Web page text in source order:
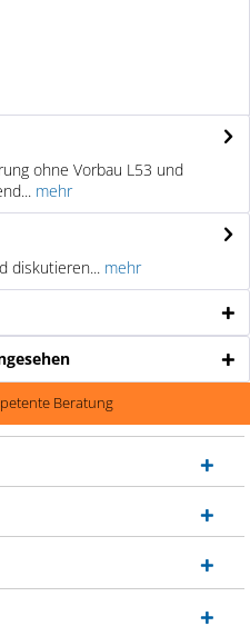
ohne Vorbau L53 und
mehr
diskutieren... mehr
Beratung